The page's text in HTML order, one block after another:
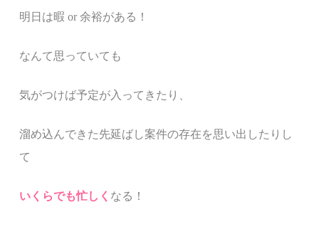
明日は暇 or余裕がある！
なんて思っていても
気がつけば予定が入ってきたり、
溜め込んできた先延ばし案件の存在を思い出したりし
て
いくらでも忙しく なる！